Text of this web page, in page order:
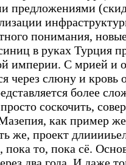
предложениями
понимания,
в руках Турция
империи. С мрией и
через слюну и кровь
более
соскочить,
как пример
же, проект
пока то, пока сё.